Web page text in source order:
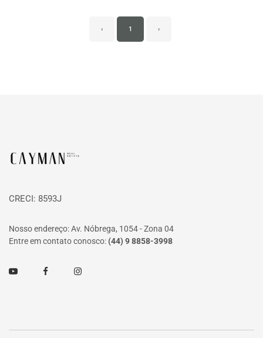
‹ 1 ›
Página inicial
CRECI: 8593J
Nosso endereço: Av. Nóbrega, 1054 - Zona 04
Entre em contato conosco: (44) 9 8858-3998
Youtube FacebookInstagram